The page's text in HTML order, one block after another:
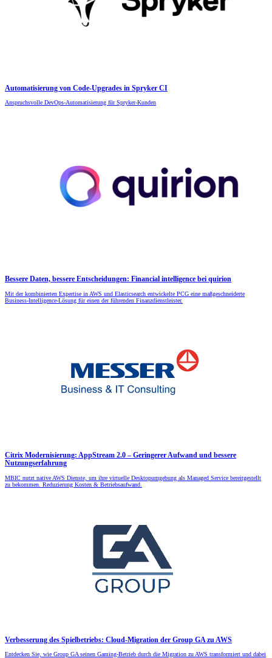
Automatisierung von Code-Upgrades in Spryker CI
Anspruchsvolle DevOps-Automatisierung für Spryker-Kunden
Bessere Daten, bessere Entscheidungen: Financial intelligence bei quirion
Mit der kombinierten Expertise in AWS und Elasticsearch entwickelte PCG eine maßgeschneiderte
Business-Intelligence-Lösung für einen der führenden Finanzdienstleister.
Citrix Modernisierung: AppStream 2.0 – Geringerer Aufwand und bessere
Nutzungserfahrung
MBIC nutzt native AWS Dienste, um ihre virtuelle Desktopumgebung als Managed Service bereitgestellt
zu bekommen. Reduzierung Kosten & Betriebsaufwand.
Verbesserung des Spielbetriebs: Cloud-Migration der Group GA zu AWS
Entdecken Sie, wie Group GA seinen Gaming-Betrieb durch die Migration zu AWS transformiert und dabei